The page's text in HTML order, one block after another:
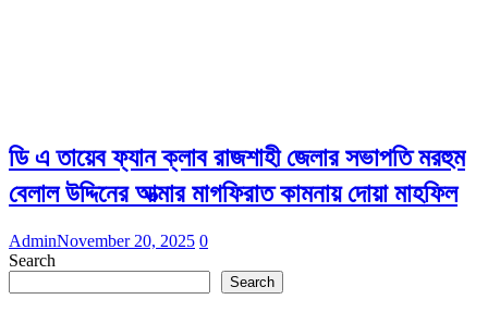
ডি এ তায়েব ফ্যান ক্লাব রাজশাহী জেলার সভাপতি মরহুম
বেলাল উদ্দিনের আত্মার মাগফিরাত কামনায় দোয়া মাহফিল
AdminNovember 20, 2025 0
Search
Search